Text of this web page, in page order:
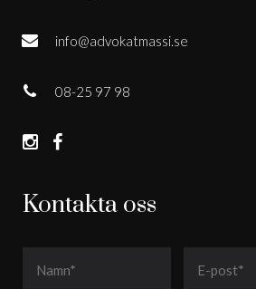
Kontakta oss
info@advokatmassi.se
08-25 97 98